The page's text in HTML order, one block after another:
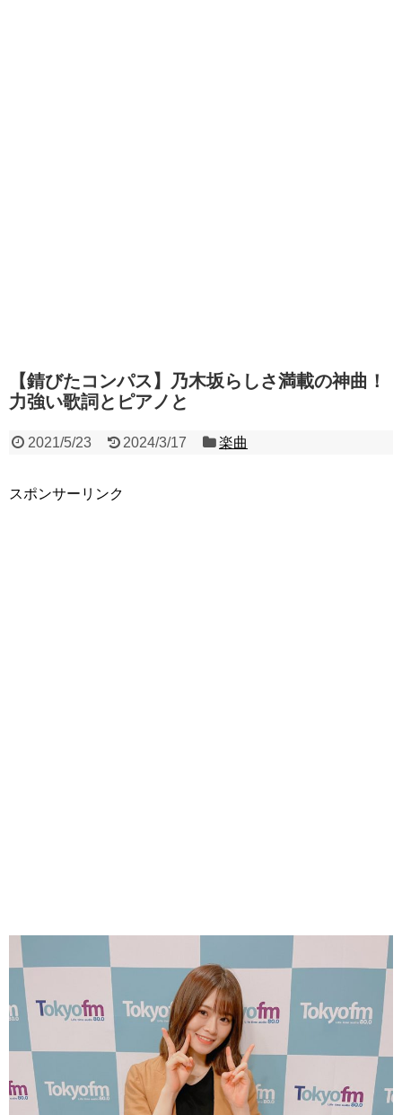
【錆びたコンパス】乃木坂らしさ満載の神曲！
力強い歌詞とピアノと
2021/5/23 2024/3/17 楽曲
スポンサーリンク